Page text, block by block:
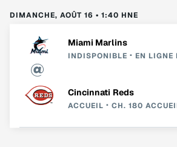
DIMANCHE, AOÛT 16 • 1:40 HNE
Miami Marlins
INDISPONIBLE EN LIGNE
Cincinnati Reds
ACCUEIL CH. 180